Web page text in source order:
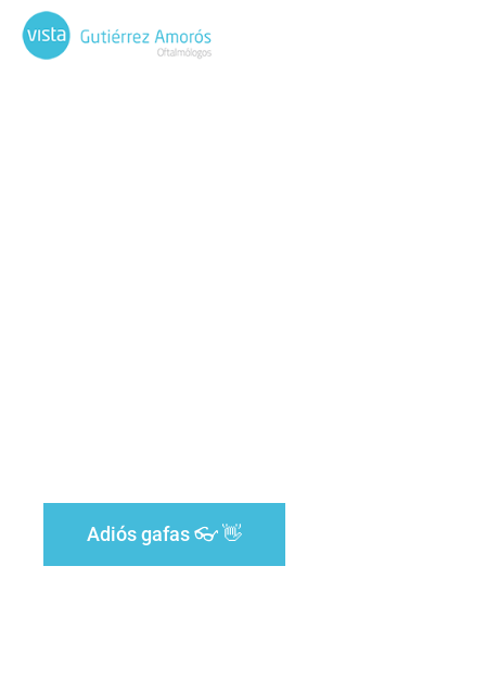
Adiós gafas 👓 👋